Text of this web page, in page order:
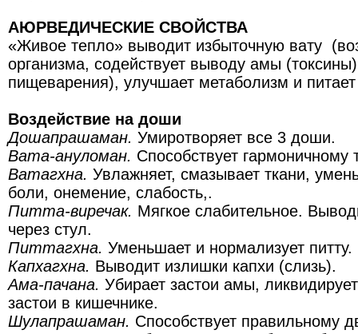
АЮРВЕДИЧЕСКИЕ СВОЙСТВА
«Живое тепло» выводит избыточную вату
организма, содействует выводу амы
пищеварения), улучшает метаболизм и питает
Воздействие на доши
Дошапрашаман. Умиротворяет все 3 доши.
Вата-ануломан. Способствует гармоничному
Ватагхна. Увлажняет, смазывает ткани,
боли, онемение, слабость,.
Питта-виречак. Мягкое слабительное.
через стул.
Питтагхна. Уменьшает и нормализует питту.
Капхагхна. Выводит излишки капхи (слизь).
Ама-пачана. Убирает застои амы,
застои в кишечнике.
Шулапрашаман. Способствует правильному